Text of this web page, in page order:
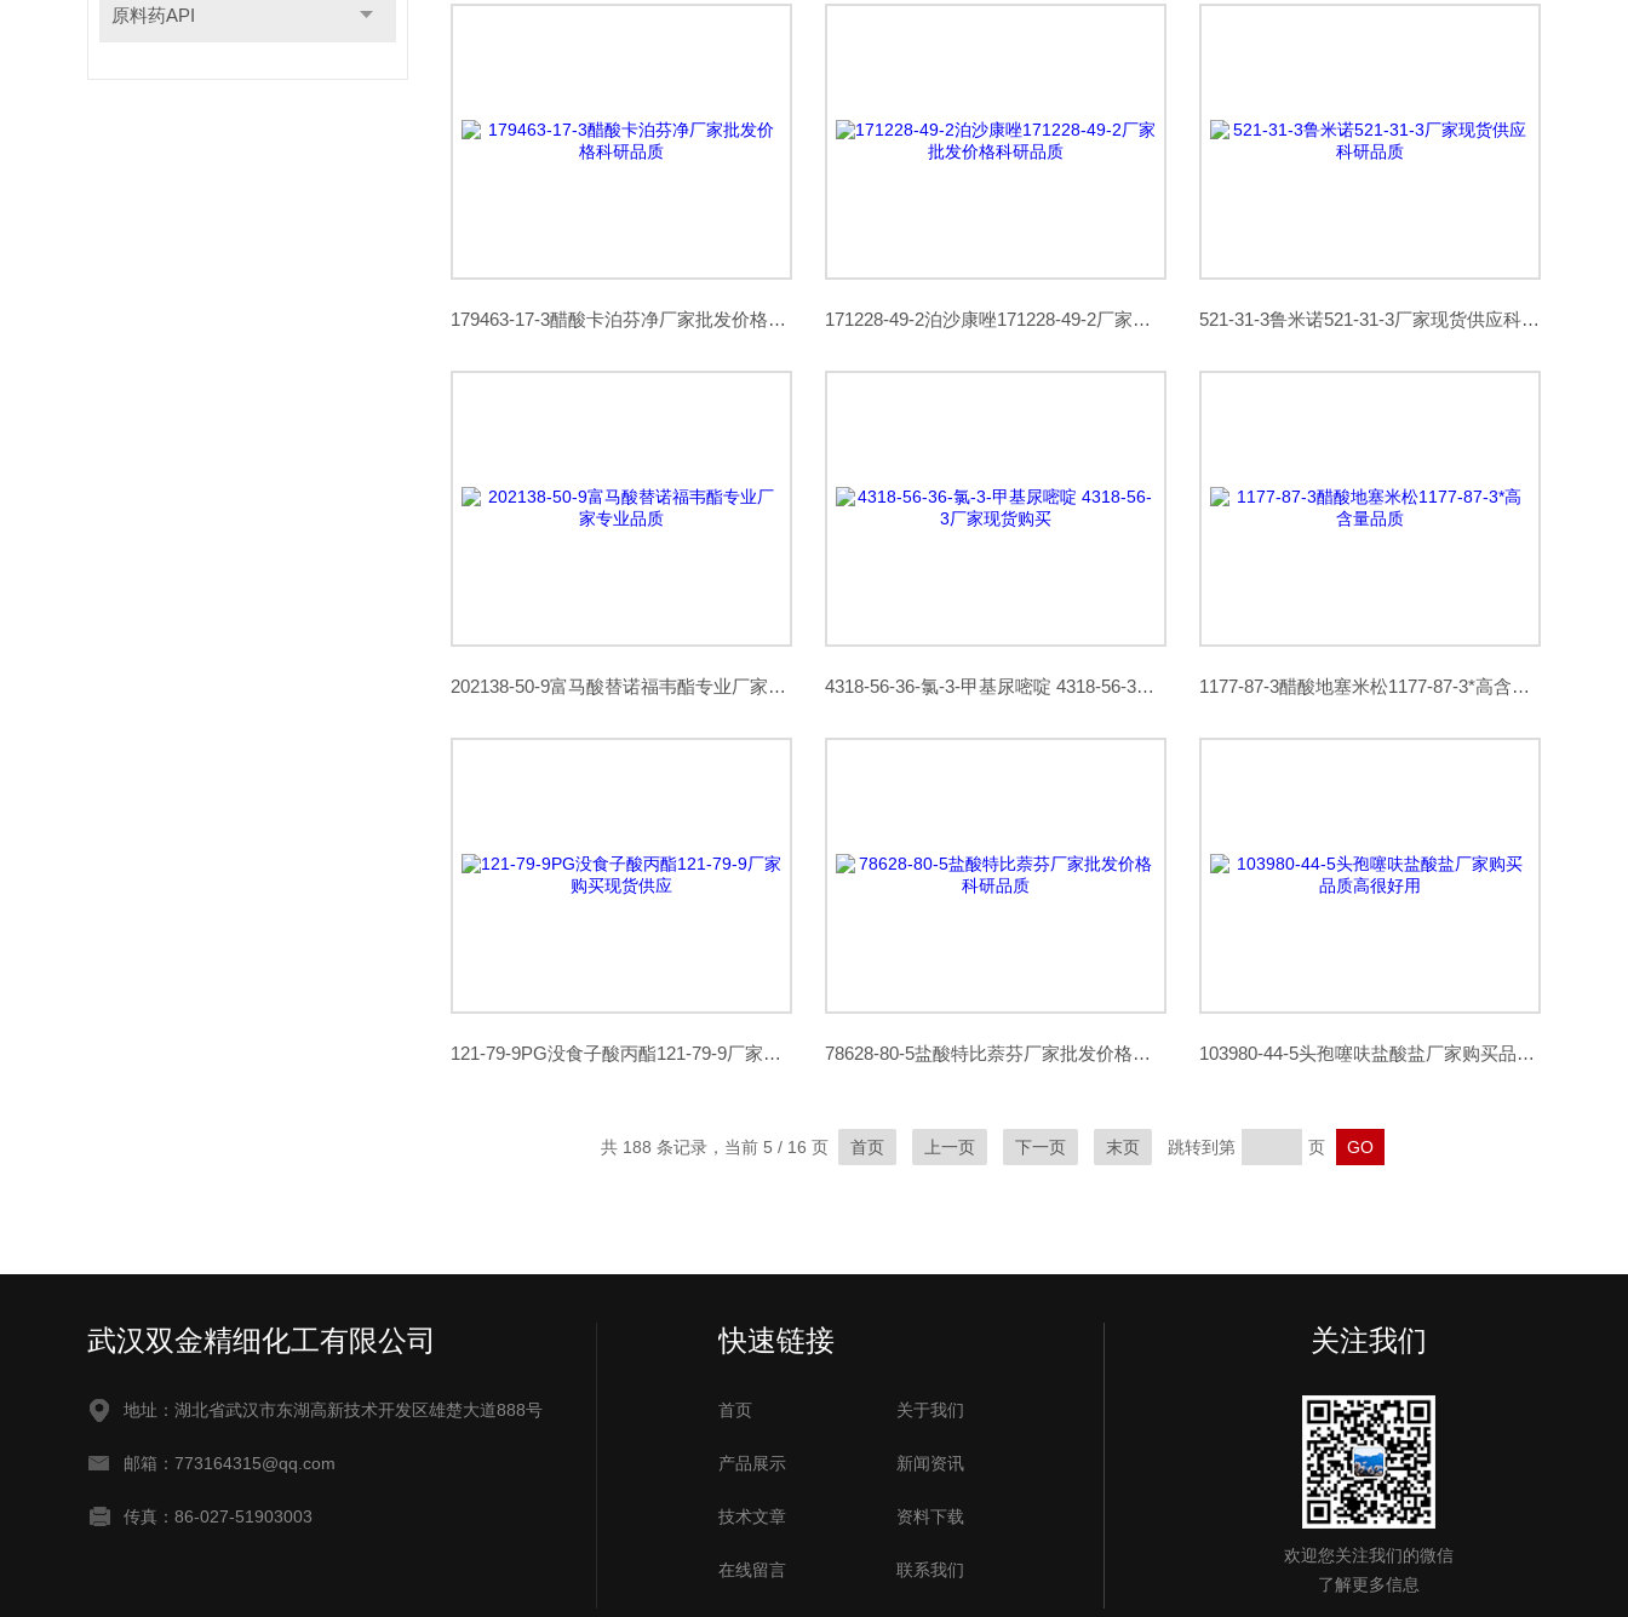
原料药API
179463-17-3醋酸卡泊芬净厂家批发价格科研品质 171228-49-2泊沙康唑171228-49-2厂家批发价格科研品质 521-31-3鲁米诺521-31-3厂家现货供应科研品质
202138-50-9富马酸替诺福韦酯专业厂家专业品质 4318-56-36-氯-3-甲基尿嘧啶 4318-56-3厂家现货购买 1177-87-3醋酸地塞米松1177-87-3*高含量品质
121-79-9PG没食子酸丙酯121-79-9厂家购买现货供应 78628-80-5盐酸特比萘芬厂家批发价格科研品质 103980-44-5头孢噻呋盐酸盐厂家购买品质高很好用
共 188 条记录，当前 5 / 16 页 首页 上一页 下一页 末页 跳转到第 页
武汉双金精细化工有限公司
地址：湖北省武汉市东湖高新技术开发区雄楚大道888号
邮箱：773164315@qq.com
传真：86-027-51903003
快速链接
首页 关于我们
产品展示 新闻资讯
技术文章 资料下载
在线留言 联系我们
关注我们
欢迎您关注我们的微信
了解更多信息